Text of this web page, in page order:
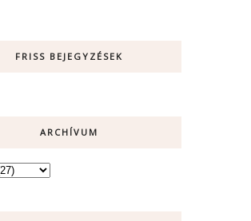
FRISS BEJEGYZÉSEK
ARCHÍVUM